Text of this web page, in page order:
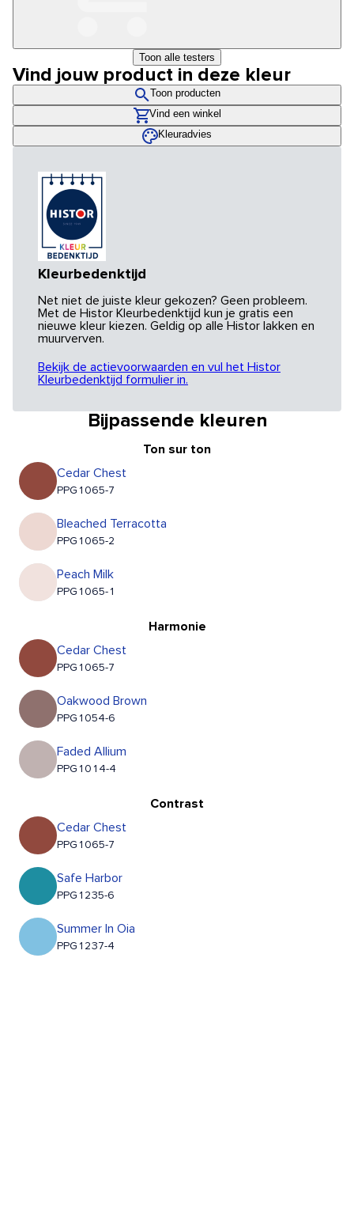
Toon alle testers
Vind jouw product in deze kleur
Toon producten
Vind een winkel
Kleuradvies
Kleurbedenktijd
Net niet de juiste kleur gekozen? Geen probleem.
Met de Histor Kleurbedenktijd kun je gratis een
nieuwe kleur kiezen. Geldig op alle Histor lakken en
muurverven.
Bekijk de actievoorwaarden en vul het Histor
Kleurbedenktijd formulier in.
Bijpassende kleuren
Ton sur ton
Cedar Chest
PPG1065-7
Bleached Terracotta
PPG1065-2
Peach Milk
PPG1065-1
Harmonie
Cedar Chest
PPG1065-7
Oakwood Brown
PPG1054-6
Faded Allium
PPG1014-4
Contrast
Cedar Chest
PPG1065-7
Safe Harbor
PPG1235-6
Summer In Oia
PPG1237-4